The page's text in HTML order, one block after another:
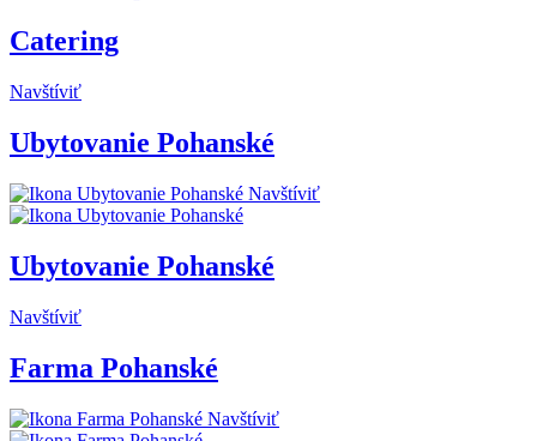
Catering
Navštíviť
Ubytovanie Pohanské
Navštíviť
Ubytovanie Pohanské
Navštíviť
Farma Pohanské
Navštíviť